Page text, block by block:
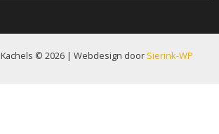
© 2026 | Webdesign door Sierink-WP